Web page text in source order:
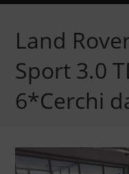
Land
Sport 3.0
6*Cerchi